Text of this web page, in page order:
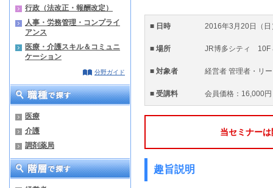
行政（法改正・報酬改定）
人事・労務管理・コンプライ
アンス
医療・介護スキル＆コミュニ
ケーション
分野ガイド
医療
介護
調剤薬局
■ 日時 2016年3月20日（
■ 場所 JR博多シティ 10F
■ 対象者 経営者 管理者・リ
■ 受講料 会員価格：16,000
当セミナー
趣旨説明